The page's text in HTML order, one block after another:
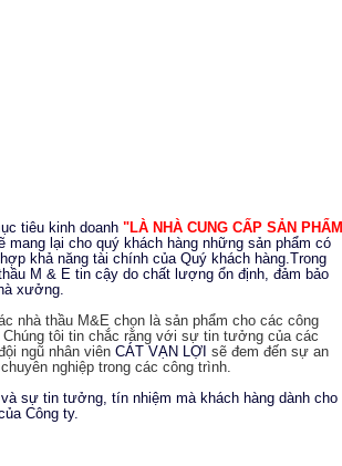
tiêu kinh doanh "LÀ NHÀ CUNG CẤP SẢN PHẨM
mang lại cho quý khách hàng những sản phẩm có
khả năng tài chính của Quý khách hàng.Trong
M & E tin cậy do chất lượng ổn định, đảm bảo
xưởng.
nhà thầu M&E chọn là sản phẩm cho các công
tôi tin chắc rằng với sự tin tưởng của các
ngũ nhân viên CÁT VẠN LỢI sẽ đem đến sự an
nghiệp trong các công trình.
sự tin tưởng, tín nhiệm mà khách hàng dành cho
Công ty.